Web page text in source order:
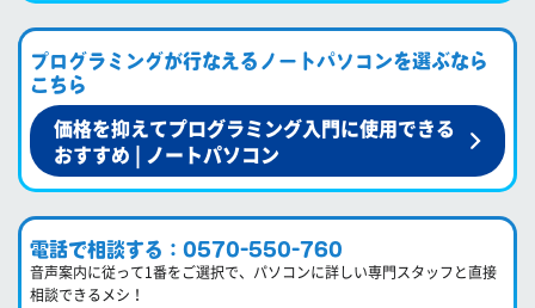
プログラミングが行なえるノートパソコンを選ぶなら
こちら
価格を抑えてプログラミング入門に使用できる
おすすめ | ノートパソコン
電話で相談する：0570-550-760
音声案内に従って1番をご選択で、パソコンに詳しい専門スタッフと直接
相談できるメシ！